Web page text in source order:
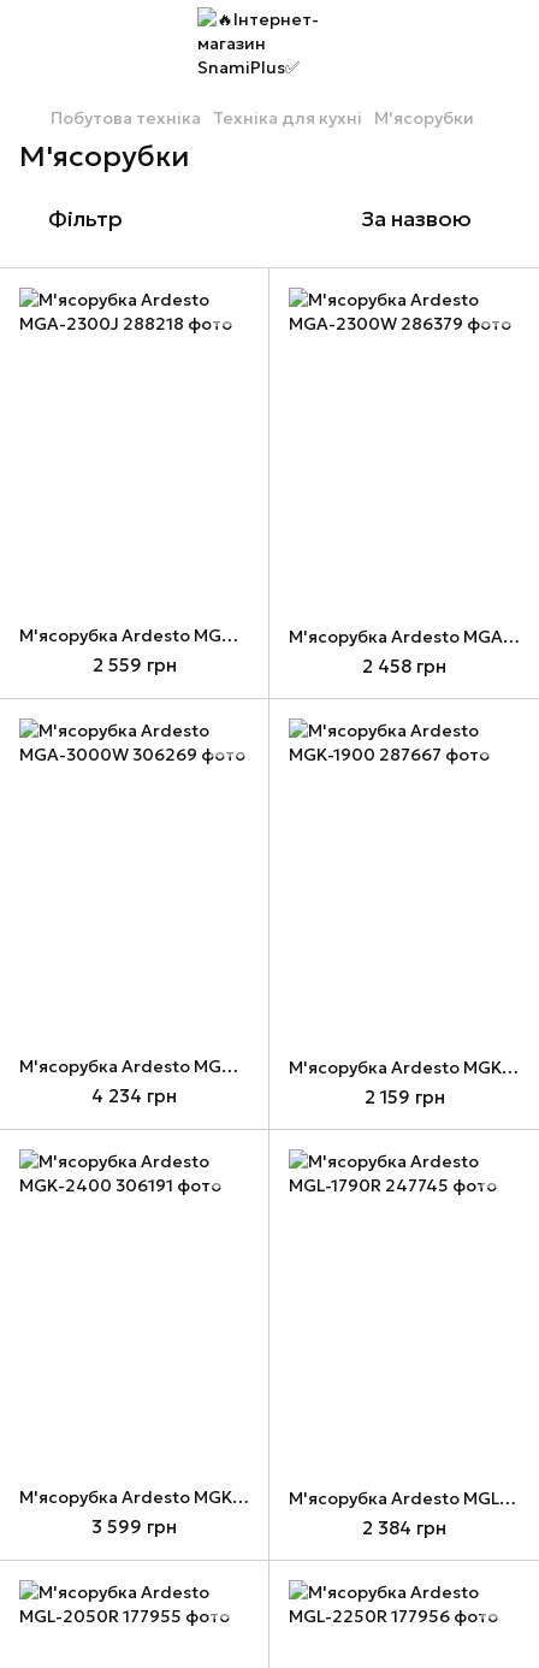
Побутова техніка Техніка для кухні М'ясорубки
М'ясорубки
Фільтр За назвою
М'ясорубка Ardesto MGA-2300J
2 559 грн
М'ясорубка Ardesto MGA-2300W
2 458 грн
М'ясорубка Ardesto MGA-3000W
4 234 грн
М'ясорубка Ardesto MGK-1900
2 159 грн
М'ясорубка Ardesto MGK-2400
3 599 грн
М'ясорубка Ardesto MGL-1790R
2 384 грн